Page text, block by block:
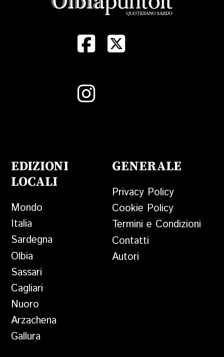
EDIZIONI
LOCALI
Mondo
Italia
Sardegna
Olbia
Sassari
Cagliari
Nuoro
Arzachena
Gallura
GENERALE
Privacy Policy
Cookie Policy
Termini e Condizioni
Contatti
Autori